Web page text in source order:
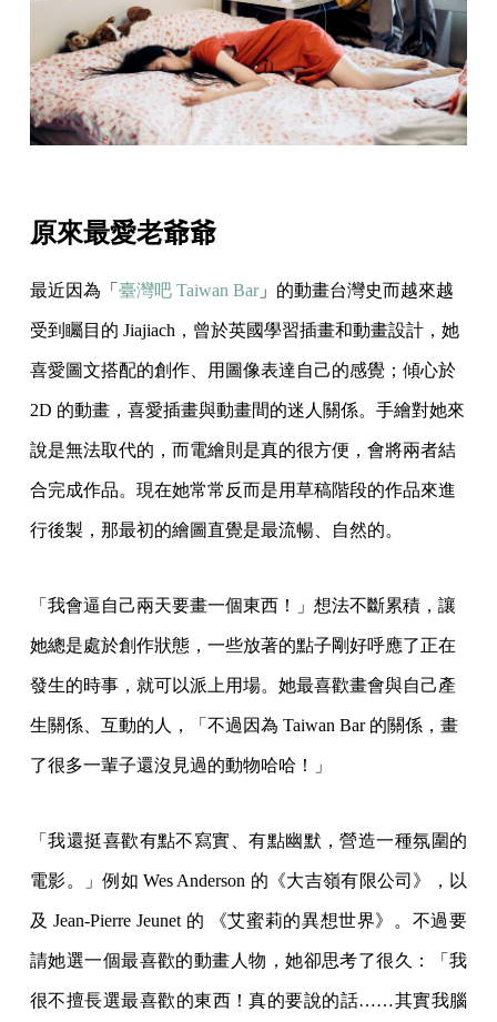
原來最愛老爺爺
最近因為「 臺灣吧 Taiwan Bar」的動畫台灣史而越來越
受到矚目的 Jiajiach，曾於英國學習插畫和動畫設計，她
喜愛圖文搭配的創作、用圖像表達自己的感覺；傾心於
2D 的動畫，喜愛插畫與動畫間的迷人關係。手繪對她來
說是無法取代的，而電繪則是真的很方便，會將兩者結
合完成作品。現在她常常反而是用草稿階段的作品來進
行後製，那最初的繪圖直覺是最流暢、自然的。
「我會逼自己兩天要畫一個東西！」想法不斷累積，讓
她總是處於創作狀態，一些放著的點子剛好呼應了正在
發生的時事，就可以派上用場。她最喜歡畫會與自己產
生關係、互動的人，「不過因為 Taiwan Bar 的關係，畫
了很多一輩子還沒見過的動物哈哈！」
「我還挺喜歡有點不寫實、有點幽默，營造一種氛圍的
電影。」例如 Wes Anderson 的《大吉嶺有限公司》，以
及 Jean-Pierre Jeunet 的 《艾蜜莉的異想世界》。不過要
請她選一個最喜歡的動畫人物，她卻思考了很久：「我
很不擅長選最喜歡的東西！真的要說的話……其實我腦